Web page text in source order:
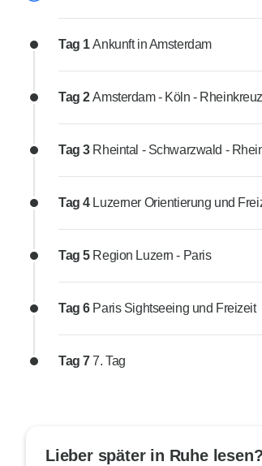
Tag 1Ankunft in Amsterdam
Tag 2Amsterdam - Köln -
Tag 3 Rheintal - Schwarzwald -
Tag 4 Luzerner Orientierung und
Tag 5 Region Luzern - Paris
Tag 6 Paris Sightseeing und Freizeit
Tag 77. Tag
Lieber später in Ruhe lesen?